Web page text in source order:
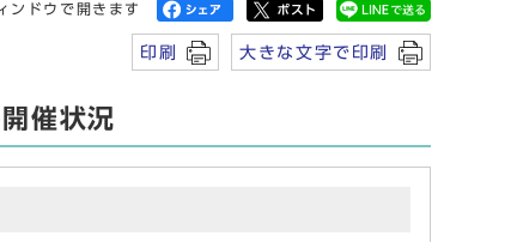
ンドウで開きます
印刷 大きな文字で印刷
催状況